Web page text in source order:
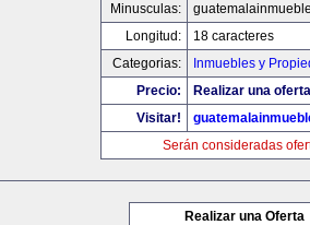
Minusculas:
Longitud:
18 caracteres
Categorias:
Inmuebles y
Precio:
Realizar una
Visitar!
Serán consideradas
Realizar una Oferta